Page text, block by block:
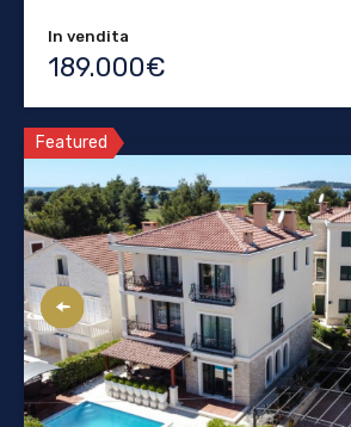
In vendita
189.000€
Featured